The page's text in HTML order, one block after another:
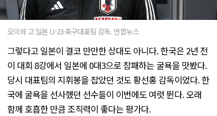
오이와 고 일본 U-23 축구대표팀 감독. 연합뉴스
그렇다고 일본이 결코 만만한 상대도 아니다. 한국은 2년 전
이 대회 8강에서 일본에 0대3으로 참패하는 굴욕을 맛봤다.
당시 대표팀의 지휘봉을 잡았던 것도 황선홍 감독이었다. 한
국에 굴욕을 선사했던 선수들이 이번에도 여럿 뛴다. 오래
함께 호흡한 만큼 조직력이 좋다는 평가다.